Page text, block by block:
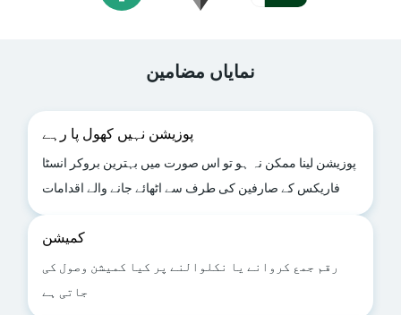
نمایاں مضامین
پوزیشن نہیں کھول پا رہے
پوزیشن لینا ممکن نہ ہو تو اس صورت میں بہترین بروکر انسٹا
فاریکس کے صارفین کی طرف سے اٹھائے جانے والے اقدامات
کمیشن
رقم جمع کروانے یا نکلوالنے پر کیا کمیشن وصول کی
جاتی ہے